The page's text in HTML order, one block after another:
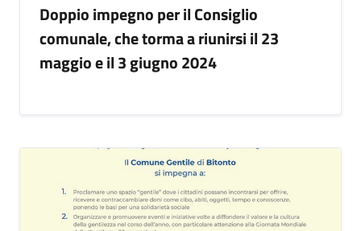
Doppio impegno per il Consiglio
comunale, che torma a riunirsi il 23
maggio e il 3 giugno 2024